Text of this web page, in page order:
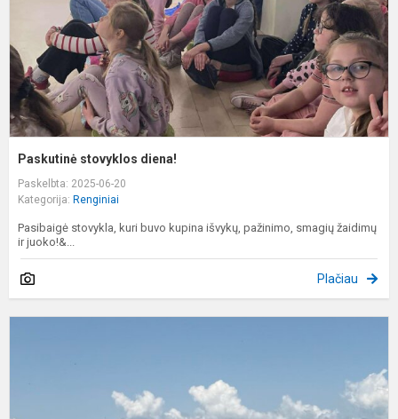
Paskutinė stovyklos diena!
Paskelbta: 2025-06-20
Kategorija: Renginiai
Pasibaigė stovykla, kuri buvo kupina išvykų, pažinimo, smagių žaidimų
ir juoko!&...
Plačiau